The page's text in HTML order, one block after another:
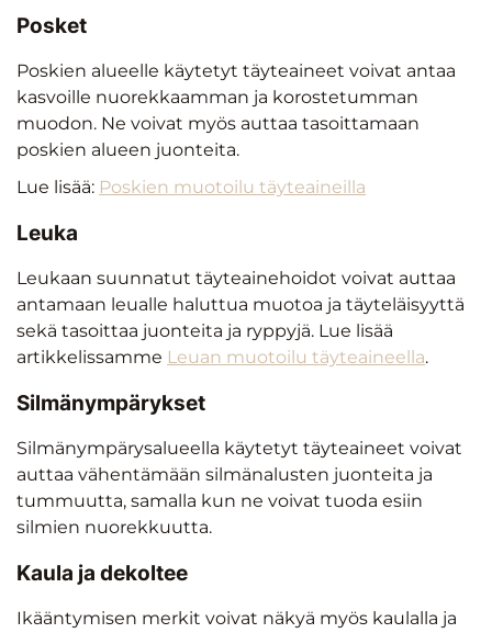
Posket
Poskien alueelle käytetyt täyteaineet voivat antaa
kasvoille nuorekkaamman ja korostetumman
muodon. Ne voivat myös auttaa tasoittamaan
poskien alueen juonteita.
Lue lisää: Poskien muotoilu täyteaineilla
Leuka
Leukaan suunnatut täyteainehoidot voivat auttaa
antamaan leualle haluttua muotoa ja täyteläisyyttä
sekä tasoittaa juonteita ja ryppyjä. Lue lisää
artikkelissamme Leuan muotoilu täyteaineella.
Silmänympärykset
Silmänympärysalueella käytetyt täyteaineet voivat
auttaa vähentämään silmänalusten juonteita ja
tummuutta, samalla kun ne voivat tuoda esiin
silmien nuorekkuutta.
Kaula ja dekoltee
Ikääntymisen merkit voivat näkyä myös kaulalla ja